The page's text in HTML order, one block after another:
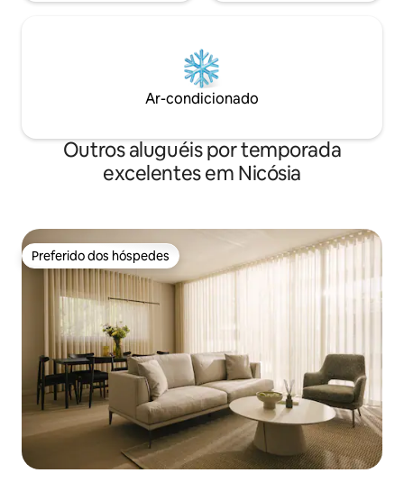
Ar-condicionado
Outros aluguéis por temporada
excelentes em Nicósia
Preferido dos hóspedes
Preferido dos hóspedes